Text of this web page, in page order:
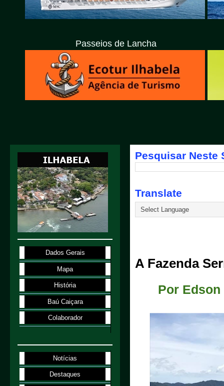
Passeios de Lancha
Pesquisar Neste
Translate
A Fazenda
Por Edson
Dados Gerais
Mapa
História
Baú Caiçara
Colaborador
Notícias
Destaques